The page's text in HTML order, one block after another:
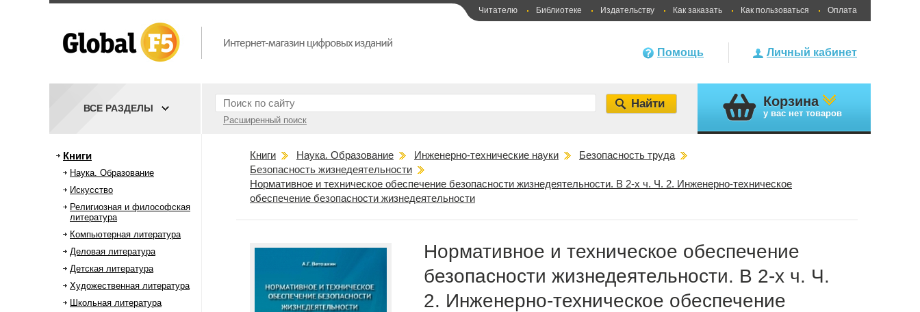
Читателю Библиотеке Издательству Как заказать Как пользоваться Оплата
Личный кабинет
Помощь
Расширенный поиск
ВСЕ РАЗДЕЛЫ Корзина
у вас нет товаров
Книги
Наука. Образование
Искусство
Религиозная и философская
литература
Компьютерная литература
Деловая литература
Детская литература
Художественная литература
Школьная литература
Книги Наука. Образование Инженерно-технические науки
Безопасность труда
Безопасность жизнедеятельности
Нормативное и техническое обеспечение безопасности жизнедеятельности. В 2-х ч. Ч. 2. Инженерно-техническое
обеспечение безопасности жизнедеятельности
Нормативное и техническое обеспечение
безопасности жизнедеятельности. В 2-х ч. Ч.
2. Инженерно-техническое обеспечение